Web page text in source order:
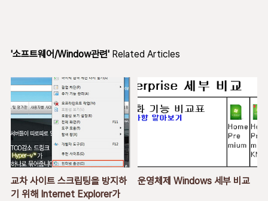
'소프트웨어/Window관련' Related Articles
교차 사이트 스크립팅을 방지하
기 위해 Internet Explorer가
운영체제 Windows 세부 비교